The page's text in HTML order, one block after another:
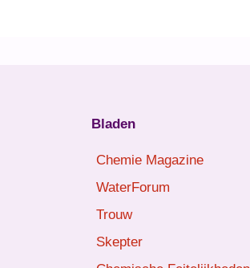
Bladen
Chemie Magazine
WaterForum
Trouw
Skepter